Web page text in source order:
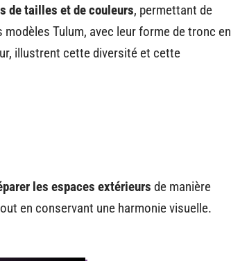
de tailles et de couleurs, permettant de
Tulum, avec leur forme de tronc en
illustrent cette diversité et cette
les espaces extérieurs de manière
en conservant une harmonie visuelle.